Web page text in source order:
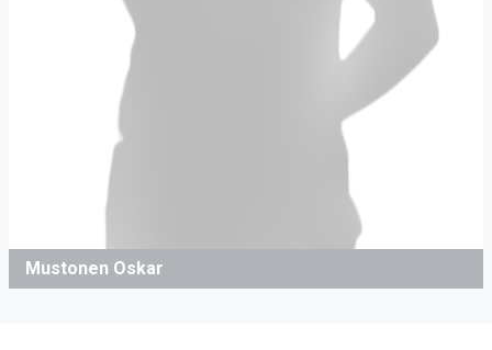
Mustonen Oskar